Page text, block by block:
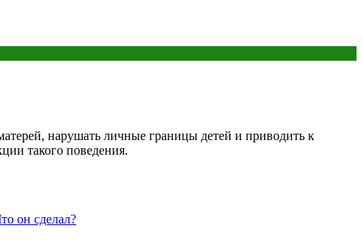
нарушать личные границы детей и приводить к
такого поведения.
он сделал?